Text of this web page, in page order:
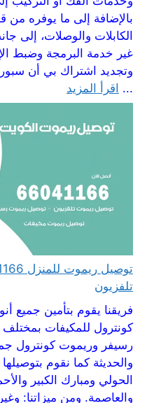
بالإضافة إلى ما يوفره من
الكابلات والوصلات، إلى
غير خدمة البرمجة وضبط
وتجديد اشتراك بي أن
... اقرأ المزيد
تلفزيون
فريقنا يقوم بتأمين جميع
كونترول للمكيفات بمختلف
رسيفر وريموت كونترول
والحديثة كما نقوم
الحولي ومبارك الكبير
والعاصمة. ومن ميزاتنا: